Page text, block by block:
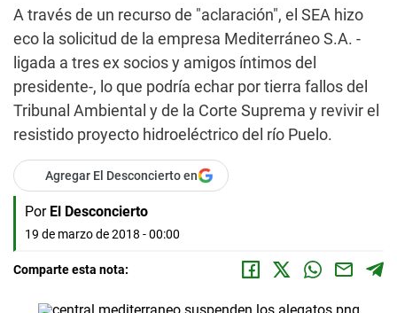
A través de un recurso de "aclaración", el SEA hizo
eco la solicitud de la empresa Mediterráneo S.A. -
ligada a tres ex socios y amigos íntimos del
presidente-, lo que podría echar por tierra fallos del
Tribunal Ambiental y de la Corte Suprema y revivir el
resistido proyecto hidroeléctrico del río Puelo.
Agregar El Desconcierto en
Por El Desconcierto
19 de marzo de 2018 - 00:00
Comparte esta nota: